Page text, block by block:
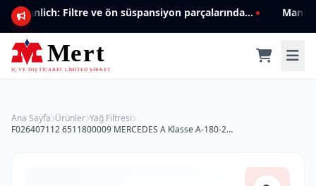
Mannlich: Filtre ve ön süspansiyon parçalarında genişleyen ürün yelpazesiyle kalite ve güven.
Ana Sayfa Ürünler Yağ Filtresi
F026407112 6511800009 MERCEDES A Klasse A-180-200 CDI -B Klasse- C Klasse W205-SPRINTER 211CDI,316CDI 2018> YAĞ FİLTRESİ